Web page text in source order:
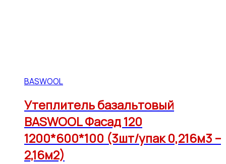
BASWOOL
Утеплитель базальтовый
BASWOOL Фасад 120
1200*600*100 (3шт/упак 0,216м3 –
2,16м2)